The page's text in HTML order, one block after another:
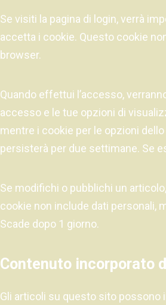
Se visiti la pagina di login, verrà
accetta i cookie. Questo cookie
browser.
Quando effettui l’accesso,
accesso e le tue opzioni di
mentre i cookie per le opzioni
persisterà per due settimane. Se
Se modifichi o pubblichi un
cookie non include dati personali,
Scade dopo 1 giorno.
Contenuto incorporato
Gli articoli su questo sito possono